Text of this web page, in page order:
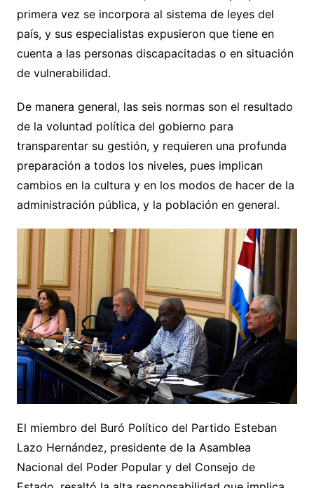
primera vez se incorpora al sistema de leyes del
país, y sus especialistas expusieron que tiene en
cuenta a las personas discapacitadas o en situación
de vulnerabilidad.
De manera general, las seis normas son el resultado
de la voluntad política del gobierno para
transparentar su gestión, y requieren una profunda
preparación a todos los niveles, pues implican
cambios en la cultura y en los modos de hacer de la
administración pública, y la población en general.
El miembro del Buró Político del Partido Esteban
Lazo Hernández, presidente de la Asamblea
Nacional del Poder Popular y del Consejo de